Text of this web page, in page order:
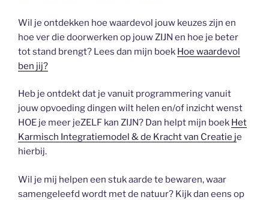
Wil je ontdekken hoe waardevol jouw keuzes zijn en
hoe ver die doorwerken op jouw ZIJN en hoe je beter
tot stand brengt? Lees dan mijn boek Hoe waardevol
ben jij?
Heb je ontdekt dat je vanuit programmering vanuit
jouw opvoeding dingen wilt helen en/of inzicht wenst
HOE je meer jeZELF kan ZIJN? Dan helpt mijn boek Het
Karmisch Integratiemodel & de Kracht van Creatie je
hierbij.
Wil je mij helpen een stuk aarde te bewaren, waar
samengeleefd wordt met de natuur? Kijk dan eens op